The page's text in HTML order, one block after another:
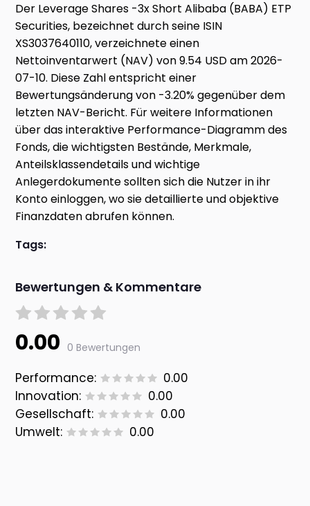
Der Leverage Shares -3x Short Alibaba (BABA) ETP
Securities, bezeichnet durch seine ISIN
XS3037640110, verzeichnete einen
Nettoinventarwert (NAV) von 9.54 USD am 2026-
07-10. Diese Zahl entspricht einer
Bewertungsänderung von -3.20% gegenüber dem
letzten NAV-Bericht. Für weitere Informationen
über das interaktive Performance-Diagramm des
Fonds, die wichtigsten Bestände, Merkmale,
Anteilsklassendetails und wichtige
Anlegerdokumente sollten sich die Nutzer in ihr
Konto einloggen, wo sie detaillierte und objektive
Finanzdaten abrufen können.
Tags:
Bewertungen & Kommentare
0.00 0 Bewertungen
Performance:
0.00
Innovation:
0.00
Gesellschaft:
0.00
Umwelt:
0.00